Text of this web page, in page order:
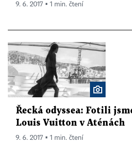
9. 6. 2017 ▪ 1 min. čtení
Řecká odyssea: Fotili
Louis Vuitton v Aténách
9. 6. 2017 ▪ 1 min. čtení